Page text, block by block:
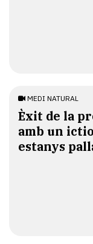
MEDI NATURAL
Èxit de la
amb un
estanys